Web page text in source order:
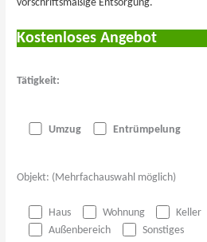
vorschriftsmäßige Entsorgung.
Kostenloses Angebot
Tätigkeit:
Umzug Entrümpelung
Objekt: (Mehrfachauswahl möglich)
Haus Wohnung Keller
Außenbereich
Sonstiges